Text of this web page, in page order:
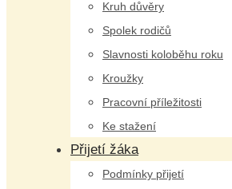
Kruh důvěry
Spolek rodičů
Slavnosti koloběhu roku
Kroužky
Pracovní příležitosti
Ke stažení
Přijetí žáka
Podmínky přijetí